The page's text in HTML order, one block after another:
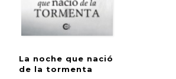
La noche que nació
de la tormenta